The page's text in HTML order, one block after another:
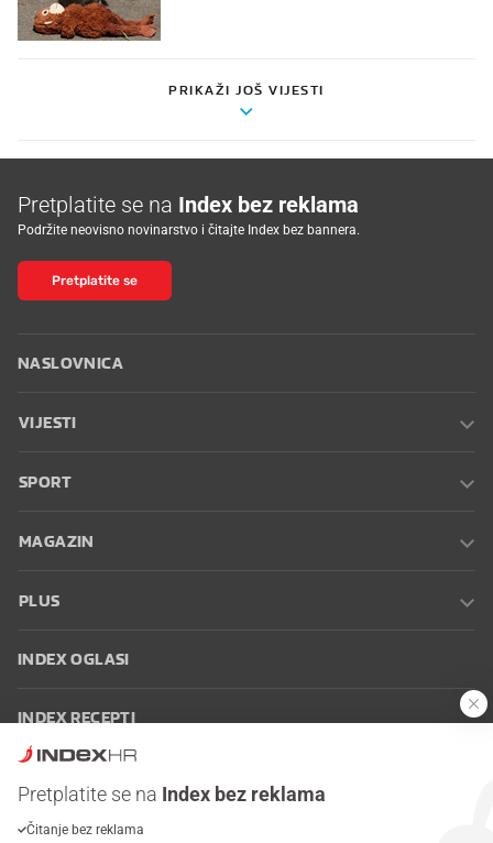
PRIKAŽI JOŠ VIJESTI
Pretplatite se na Index bez reklama
Podržite neovisno novinarstvo i čitajte Index bez bannera.
Pretplatite se
NASLOVNICA
VIJESTI
SPORT
MAGAZIN
PLUS
INDEX OGLASI
INDEX RECEPTI
Oglašavanje Zaposli se na Indexu
Pretplatite se na Index bez reklama
Čitanje bez reklama